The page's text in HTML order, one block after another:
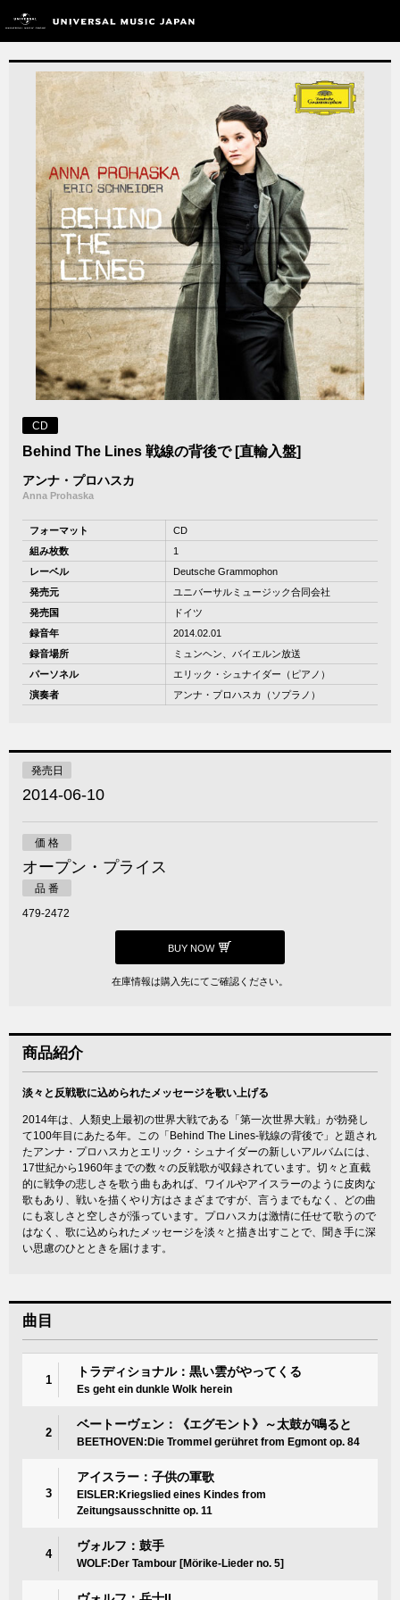
CD
Behind The Lines 戦線の背後で [直輸入盤]
アンナ・プロハスカ
Anna Prohaska
フォーマット
CD
組み枚数
1
レーベル
Deutsche Grammophon
発売元
ユニバーサルミュージック合同会社
発売国
ドイツ
録音年
2014.02.01
録音場所
ミュンヘン、バイエルン放送
パーソネル
エリック・シュナイダー（ピアノ）
演奏者
アンナ・プロハスカ（ソプラノ）
発売日
2014-06-10
価 格
オープン・プライス
品 番
479-2472
BUY NOW
在庫情報は購入先にてご確認ください。
商品紹介
淡々と反戦歌に込められたメッセージを歌い上げる
2014年は、人類史上最初の世界大戦である「第一次世界大戦」が勃発し
て100年目にあたる年。この「Behind The Lines-戦線の背後で」と題され
たアンナ・プロハスカとエリック・シュナイダーの新しいアルバムには、
17世紀から1960年までの数々の反戦歌が収録されています。切々と直截
的に戦争の悲しさを歌う曲もあれば、ワイルやアイスラーのように皮肉な
歌もあり、戦いを描くやり方はさまざまですが、言うまでもなく、どの曲
にも哀しさと空しさが漲っています。プロハスカは激情に任せて歌うので
はなく、歌に込められたメッセージを淡々と描き出すことで、聞き手に深
い思慮のひとときを届けます。
曲目
1
トラディショナル：黒い雲がやってくる
Es geht ein dunkle Wolk herein
2
ベートーヴェン：《エグモント》～太鼓が鳴ると
BEETHOVEN:Die Trommel gerühret from Egmont op. 84
3
アイスラー：子供の軍歌
EISLER:Kriegslied eines Kindes from
Zeitungsausschnitte op. 11
4
ヴォルフ：鼓手
WOLF:Der Tambour [Mörike-Lieder no. 5]